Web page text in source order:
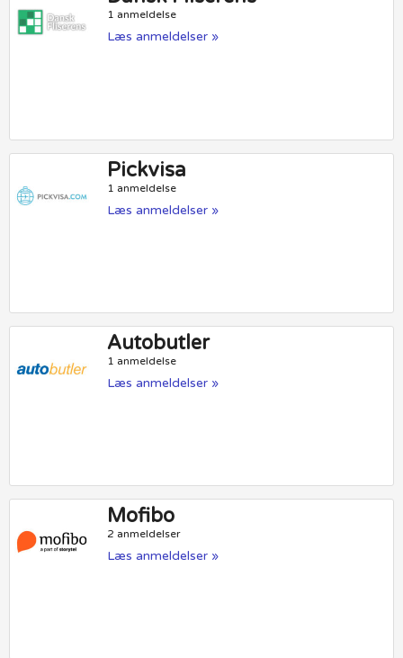
1 anmeldelse
Læs anmeldelser »
Pickvisa
1 anmeldelse
Læs anmeldelser »
Autobutler
1 anmeldelse
Læs anmeldelser »
Mofibo
2 anmeldelser
Læs anmeldelser »